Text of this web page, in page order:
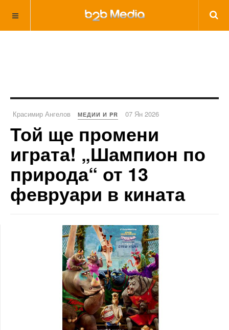
Красимир Ангелов МЕДИИ И PR 07 Ян 2026
Той ще промени
играта! „Шампион по
природа“ от 13
февруари в кината